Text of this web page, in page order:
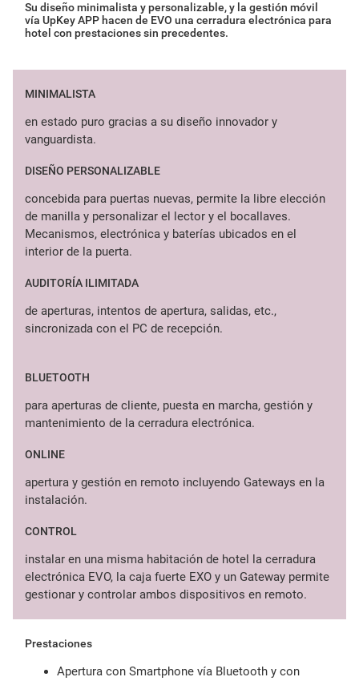
Su diseño minimalista y personalizable, y la gestión móvil
vía UpKey APP hacen de EVO una cerradura electrónica para
hotel con prestaciones sin precedentes.
MINIMALISTA
en estado puro gracias a su diseño innovador y
vanguardista.
DISEÑO PERSONALIZABLE
concebida para puertas nuevas, permite la libre elección
de manilla y personalizar el lector y el bocallaves.
Mecanismos, electrónica y baterías ubicados en el
interior de la puerta.
AUDITORÍA ILIMITADA
de aperturas, intentos de apertura, salidas, etc.,
sincronizada con el PC de recepción.
BLUETOOTH
para aperturas de cliente, puesta en marcha, gestión y
mantenimiento de la cerradura electrónica.
ONLINE
apertura y gestión en remoto incluyendo Gateways en la
instalación.
CONTROL
instalar en una misma habitación de hotel la cerradura
electrónica EVO, la caja fuerte EXO y un Gateway permite
gestionar y controlar ambos dispositivos en remoto.
Prestaciones
Apertura con Smartphone vía Bluetooth y con